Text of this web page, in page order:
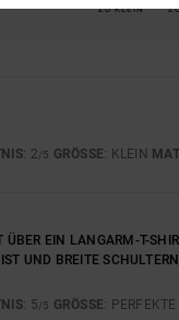
ZU KLEIN
: 2/5 GRÖSSE : KLEIN
ÜBER EIN LANGARM-T-
UND BREITE SCHULTERN
: 5/5 GRÖSSE : PERFEKTE